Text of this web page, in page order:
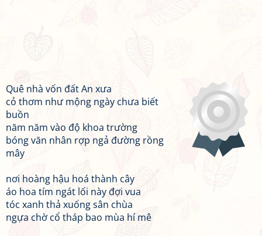
Quê nhà vốn đất An xưa
cỏ thơm như mộng ngày chưa biết
buồn
năm năm vào độ khoa trường
bóng văn nhân rợp ngả đường rồng
mây
nơi hoàng hậu hoá thành cây
áo hoa tím ngát lối này đợi vua
tóc xanh thả xuống sân chùa
ngựa chờ cổ tháp bao mùa hí mê